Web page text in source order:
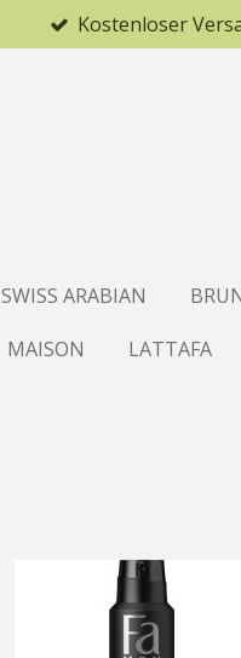
Kostenloser
SWISS ARABIAN
MAISON LATTAFA